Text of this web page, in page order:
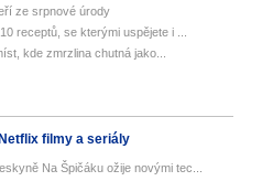
ze srpnové úrody
receptů, se kterými uspějete i ...
kde zmrzlina chutná jako...
Netflix filmy a seriály
Na Špičáku ožije novými tec...